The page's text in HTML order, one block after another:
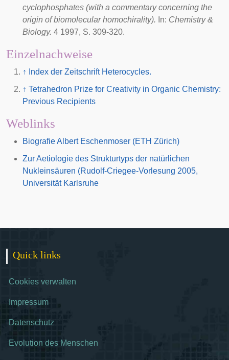
cyclophosphates (with a commentary concerning the
origin of biomolecular homochirality). In: Chemistry &
Biology. 4 1997, S. 309-320.
Einzelnachweise
↑
Index der Zeitschrift Heterocycles.
↑ Tetrahedron Prize for Creativity in Organic Chemistry:
Previous Recipients
Weblinks
Biografie Albert Eschenmoser (ETH Zürich)
Zur Aetiologie des Strukturtyps der natürlichen
Nukleinsäuren (Rudolf-Criegee-Vorlesung 2005,
Universität Karlsruhe
Quick links
Cookies verwalten
Impressum
Datenschutz
Evolution des Menschen